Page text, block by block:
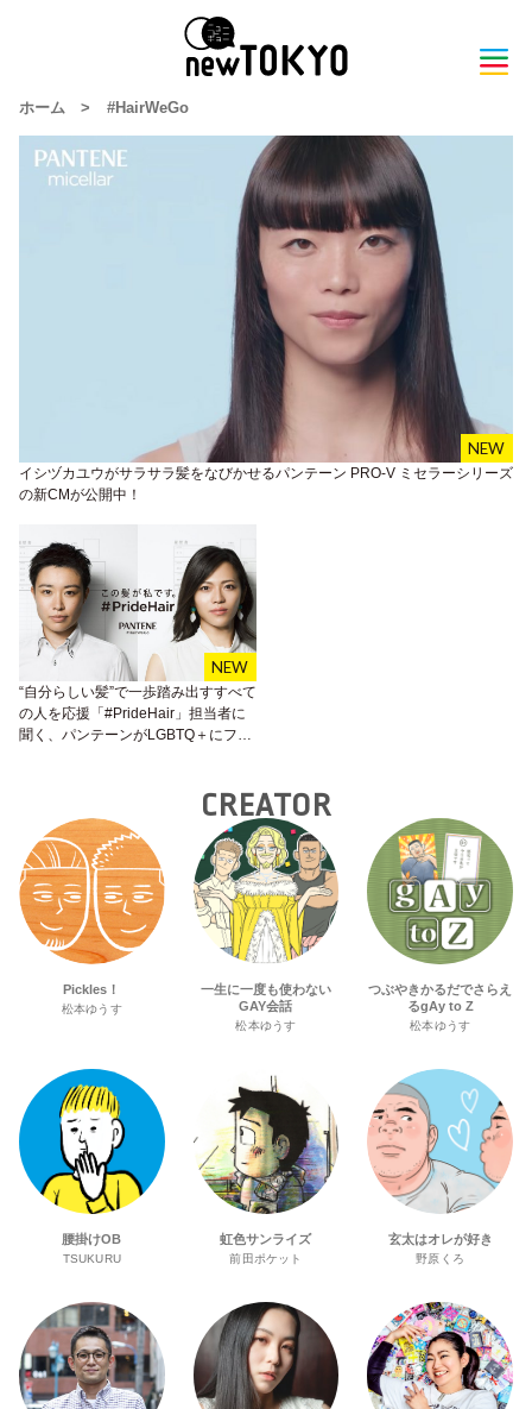
ホーム > #HairWeGo
イシヅカユウがサラサラ髪をなびかせるパンテーン PRO-V ミセラーシリーズ
の新CMが公開中！
“自分らしい髪”で一歩踏み出すすべて
の人を応援「#PrideHair」担当者に
聞く、パンテーンがLGBTQ＋にフォ
CREATOR
Pickles！
松本ゆうす
一生に一度も使わない
GAY会話
松本ゆうす
つぶやきかるだでさらえ
るgAy to Z
松本ゆうす
腰掛けOB
TSUKURU
虹色サンライズ
前田ポケット
玄太はオレが好き
野原くろ